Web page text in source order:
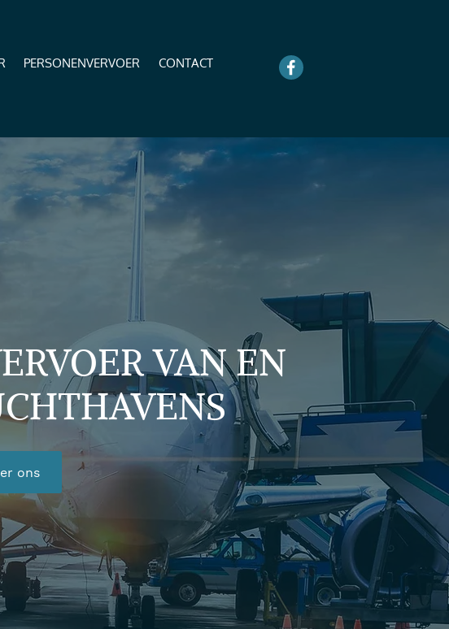
PERSONENVERVOER CONTACT
VAN EN
ons